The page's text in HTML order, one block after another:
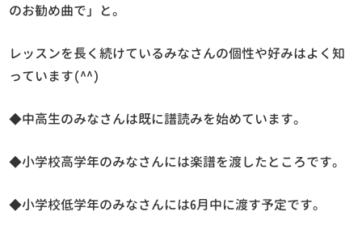
のお勧め曲で」と。
レッスンを長く続けているみなさんの個性や好みはよく知
っています(^^)
◆中高生のみなさんは既に譜読みを始めています。
◆小学校高学年のみなさんには楽譜を渡したところです。
◆小学校低学年のみなさんには6月中に渡す予定です。